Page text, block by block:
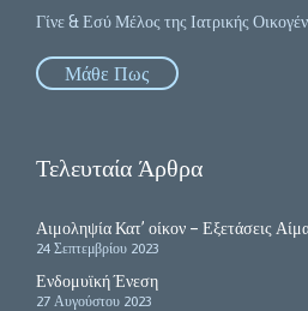
Γίνε & Εσύ Μέλος της Ιατρικής
Μάθε Πως
Τελευταία Άρθρα
Αιμοληψία Κατ’ οίκον – Εξετάσεις
24 Σεπτεμβρίου 2023
Ενδομυϊκή Ένεση
27 Αυγούστου 2023